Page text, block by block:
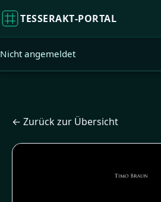
TESSERAKT‑PORTAL
Nicht angemeldet
← Zurück zur Übersicht